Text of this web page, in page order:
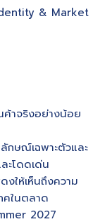
& Market
าจริงอย่างน้อย
ษณ์เฉพาะตัวและ
ะโดดเด่น
ให้เห็นถึงความ
คในตลาด
2027